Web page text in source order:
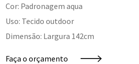
Cor: Padronagem aqua
Uso: Tecido outdoor
Dimensão: Largura 142cm
Faça o orçamento